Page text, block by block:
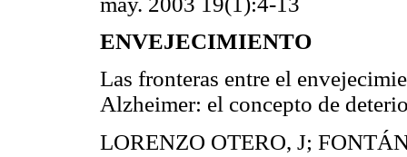
ENVEJECIMIENTO
Las fronteras entre el
Alzheimer: el concepto de
LORENZO OTERO, J;